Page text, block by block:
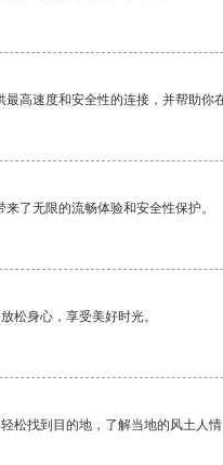
高速度和安全性的连接，并帮助你
了无限的流畅体验和安全性保护。
松身心，享受美好时光。
松找到目的地，了解当地的风土人情